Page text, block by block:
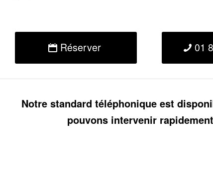
Réserver 01
Notre standard téléphonique est
pouvons intervenir